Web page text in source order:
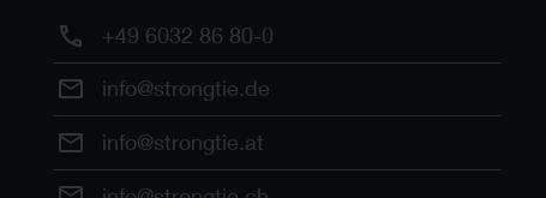
+49 6032 86 80-0
info@strongtie.de
info@strongtie.at